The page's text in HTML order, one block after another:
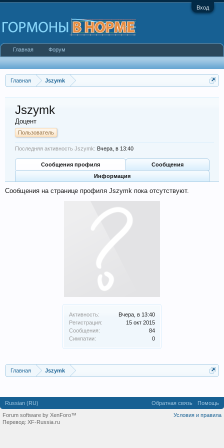
Вход
Главная Jszymk
Активность:
Вчера, в 13:40
Регистрация:
15 окт 2015
Сообщения:
84
Симпатии:
0
Jszymk
Доцент
Пользователь
Последняя активность Jszymk: Вчера, в 13:40
Сообщения профиля
Сообщения
Информация
Сообщения на странице профиля Jszymk пока отсутствуют.
Главная Jszymk
Главная Форум
Russian (RU) Обратная связь
Помощь
Условия и правила
Forum software by XenForo™
Перевод: XF-Russia.ru